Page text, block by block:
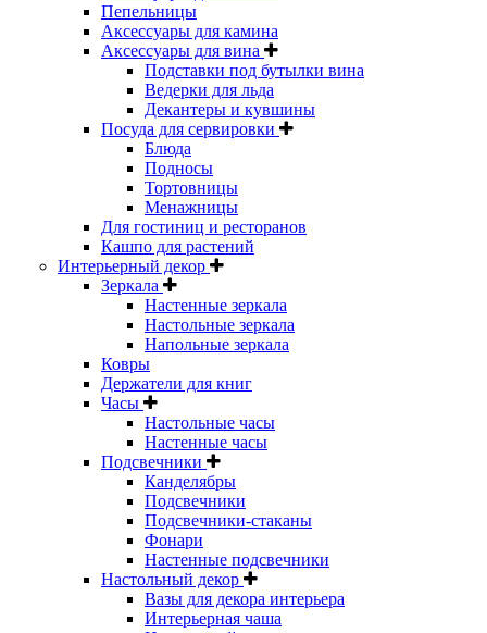
Пепельницы
Аксессуары для камина
Аксессуары для вина
Подставки под бутылки вина
Ведерки для льда
Декантеры и кувшины
Посуда для сервировки
Блюда
Подносы
Тортовницы
Менажницы
Для гостиниц и ресторанов
Кашпо для растений
Интерьерный декор
Зеркала
Настенные зеркала
Настольные зеркала
Напольные зеркала
Ковры
Держатели для книг
Часы
Настольные часы
Настенные часы
Подсвечники
Канделябры
Подсвечники
Подсвечники-стаканы
Фонари
Настенные подсвечники
Настольный декор
Вазы для декора интерьера
Интерьерная чаша